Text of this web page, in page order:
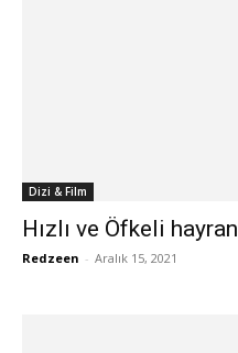
Dizi & Film
Hızlı ve Öfkeli
Redzeen - Aralık 15, 2021